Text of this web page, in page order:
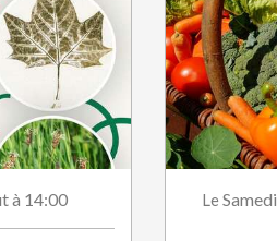
à 14:00 LeSamedi